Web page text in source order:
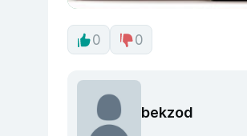
0 0
bekzod